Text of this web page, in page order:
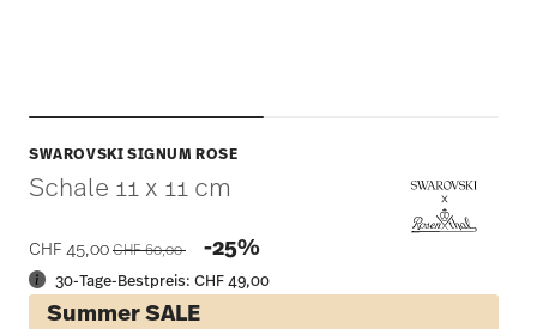
SWAROVSKI SIGNUM ROSE
Schale 11 x 11 cm
CHF 45,00 Price reduced from
CHF 60,00 -25%
30-Tage-Bestpreis:CHF 49,00
Summer SALE